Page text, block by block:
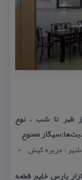
ظهر تا شب ، نوع
شهر : جزيره کيش
پارس خلیج قطعه